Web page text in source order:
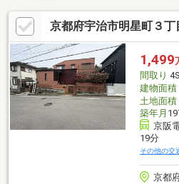
京都府宇治市明星町３
1,499
間取り
建物面積
土地面積
築年月
京阪
19分
その他の交
京都